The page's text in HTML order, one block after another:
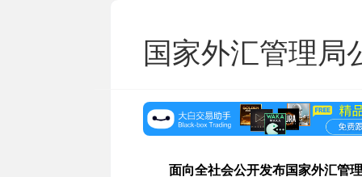
国家外汇管理局
面向全社会公开发布国家外汇管